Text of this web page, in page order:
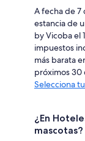
A fecha de 7
estancia de
by Vicoba el
impuestos
más barata
próximos 30
Selecciona
¿En
mascotas?